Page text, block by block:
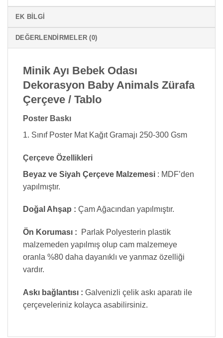
EK BILGI
DEĞERLENDIRMELER (0)
Minik Ayı Bebek Odası
Dekorasyon Baby Animals Zürafa
Çerçeve / Tablo
Poster Baskı
1. Sınıf Poster Mat Kağıt Gramajı 250-300 Gsm
Çerçeve Özellikleri
Beyaz ve Siyah Çerçeve Malzemesi : MDF’den
yapılmıştır.
Doğal Ahşap : Çam Ağacından yapılmıştır.
Ön Koruması :
Parlak Polyesterin plastik
malzemeden yapılmış olup cam malzemeye
oranla %80 daha dayanıklı ve yanmaz özelliği
vardır.
Askı bağlantısı : Galvenizli çelik askı aparatı ile
çerçeveleriniz kolayca asabilirsiniz.